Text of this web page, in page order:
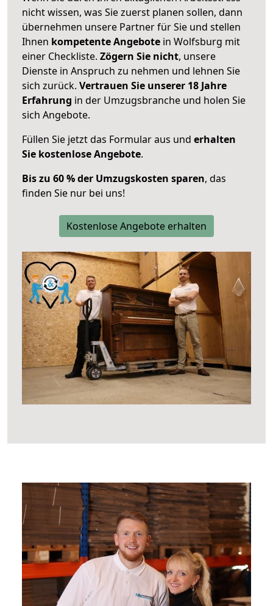
nicht wissen, was Sie zuerst planen sollen, dann
übernehmen unsere Partner für Sie und stellen
Ihnen kompetente Angebote in Wolfsburg mit
einer Checkliste. Zögern Sie nicht, unsere
Dienste in Anspruch zu nehmen und lehnen Sie
sich zurück. Vertrauen Sie unserer 18 Jahre
Erfahrung in der Umzugsbranche und holen Sie
sich Angebote.
Füllen Sie jetzt das Formular aus und erhalten
Sie kostenlose Angebote.
Bis zu 60 % der Umzugskosten sparen, das
finden Sie nur bei uns!
Kostenlose Angebote erhalten